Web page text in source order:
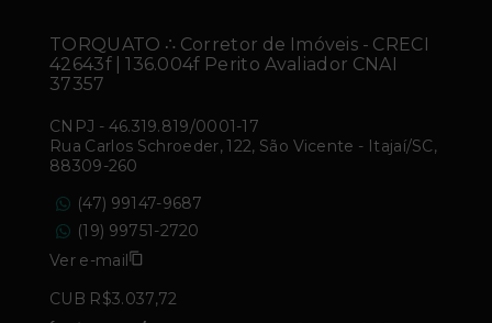
TORQUATO ∴ Corretor de Imóveis - CRECI
42643f | 136.004f Perito Avaliador CNAI
37357
CNPJ - 46.319.819/0001-17
Rua Carlos Schroeder, 122, São Vicente - Itajaí/SC,
88309-260
(47) 99147-9687
(19) 99751-2720
Ver e-mail
CUB R$3.037,72